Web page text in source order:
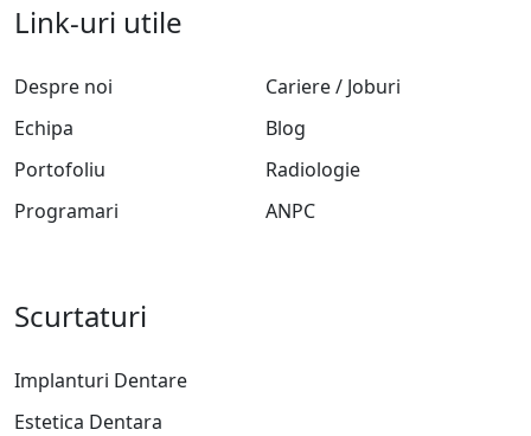
Link-uri utile
Despre noi
Cariere / Joburi
Echipa
Blog
Portofoliu
Radiologie
Programari
ANPC
Scurtaturi
Implanturi Dentare
Estetica Dentara